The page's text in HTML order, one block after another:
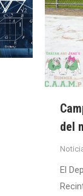
del
El